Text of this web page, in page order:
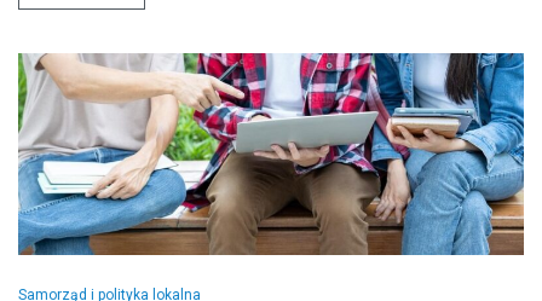
Samorząd i polityka lokalna